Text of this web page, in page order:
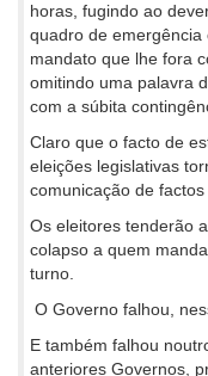
horas, fugindo ao
quadro de
mandato que lhe fora
omitindo uma palavra
com a súbita
Claro que o facto de
eleições legislativas
comunicação de
Os eleitores tenderão
colapso a quem
turno.
O Governo falhou,
E também falhou
anteriores Governos,